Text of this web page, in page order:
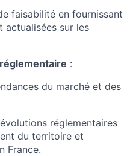
faisabilité en fournissant
actualisées sur les
:
du marché et des
réglementaires
du territoire et
France.